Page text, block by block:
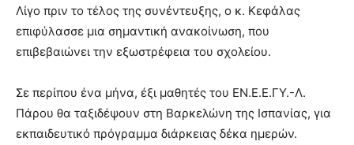
Λίγο πριν το τέλος της συνέντευξης, ο κ. Κεφάλας
επιφύλασσε μια σημαντική ανακοίνωση, που
επιβεβαιώνει την εξωστρέφεια του σχολείου.
Σε περίπου ένα μήνα, έξι μαθητές του ΕΝ.Ε.Ε.ΓΥ.-Λ.
Πάρου θα ταξιδέψουν στη Βαρκελώνη της Ισπανίας, για
εκπαιδευτικό πρόγραμμα διάρκειας δέκα ημερών.